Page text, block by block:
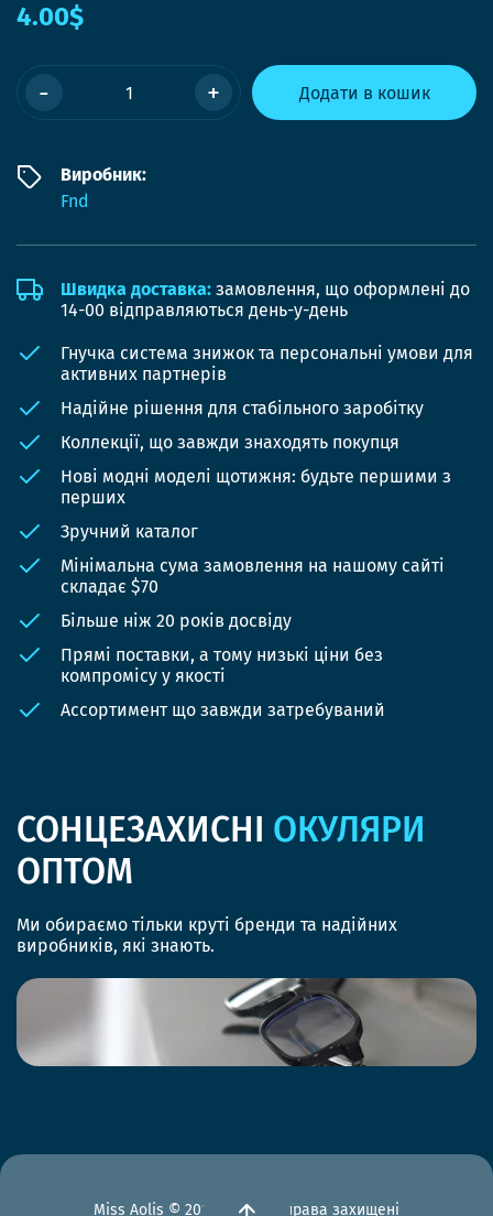
4.00$
- + Додати в кошик
Виробник:
Fnd
Швидка доставка: замовлення, що оформлені до
14-00 відправляються день-у-день
Гнучка система знижок та персональні умови для
активних партнерів
Надійне рішення для стабільного заробітку
Коллекції, що завжди знаходять покупця
Нові модні моделі щотижня: будьте першими з
перших
Зручний каталог
Мінімальна сума замовлення на нашому сайті
складає $70
Більше ніж 20 років досвіду
Прямі поставки, а тому низькі ціни без
компромісу у якості
Ассортимент що завжди затребуваний
СОНЦЕЗАХИСНІ ОКУЛЯРИ
ОПТОМ
Ми обираємо тільки круті бренди та надійних
виробників, які знають.
Miss Aolis © 2012-2026 Всі права захищені